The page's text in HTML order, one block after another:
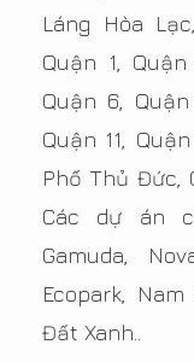
Láng Hòa
Quận 1,
Quận 6,
Quận 11,
Phố Thủ Đức,
Các dự án
Gamuda,
Ecopark,
Đất Xanh..